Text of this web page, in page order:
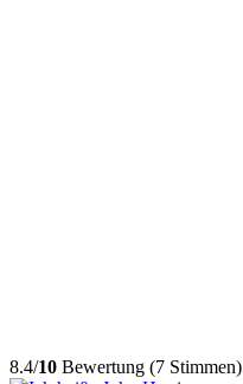
8.4/10 Bewertung (7 Stimmen)